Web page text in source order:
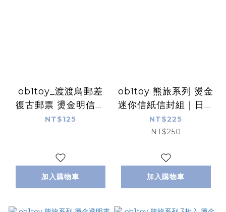
ob1toy_渡渡鳥郵差
復古郵票 燙金明信片
｜日本ROKKAKU
NT$125
加入購物車
ob1toy 熊旅系列 燙金
迷你信紙信封組｜日本
ROKKAKU
NT$225
NT$250
加入購物車